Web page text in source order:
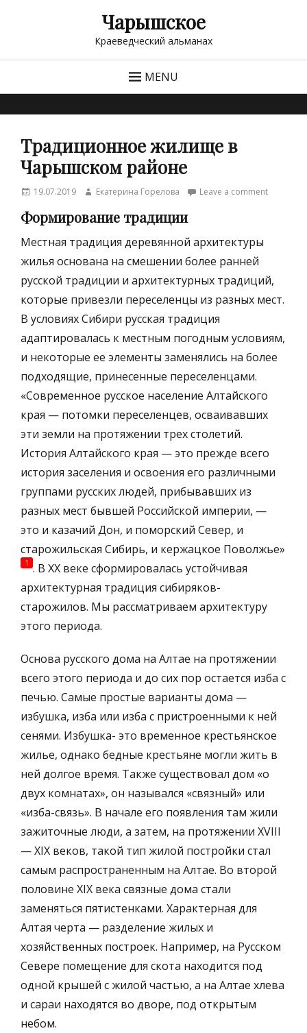
Чарышское
Краеведческий альманах
MENU
Традиционное жилище в
Чарышском районе
Posted19.07.2019 AuthorЕкатерина Горелова Leave a comment
Формирование традиции
Местная традиция деревянной архитектуры
жилья основана на смешении более ранней
русской традиции и архитектурных традиций,
которые привезли переселенцы из разных мест.
В условиях Сибири русская традиция
адаптировалась к местным погодным условиям,
и некоторые ее элементы заменялись на более
подходящие, принесенные переселенцами.
«Современное русское население Алтайского
края — потомки переселенцев, осваивавших
эти земли на протяжении трех столетий.
История Алтайского края — это прежде всего
история заселения и освоения его различными
группами русских людей, прибывавших из
разных мест бывшей Российской империи, —
это и казачий Дон, и поморский Север, и
старожильская Сибирь, и кержацкое Поволжье»
1 . В ХХ веке сформировалась устойчивая
архитектурная традиция сибиряков-
старожилов. Мы рассматриваем архитектуру
этого периода.
Основа русского дома на Алтае на протяжении
всего этого периода и до сих пор остается изба с
печью. Самые простые варианты дома —
избушка, изба или изба с пристроенными к ней
сенями. Избушка- это временное крестьянское
жилье, однако бедные крестьяне могли жить в
ней долгое время. Также существовал дом «о
двух комнатах», он назывался «связный» или
«изба-связь». В начале его появления там жили
зажиточные люди, а затем, на протяжении XVIII
— XIX веков, такой тип жилой постройки стал
самым распространенным на Алтае. Во второй
половине ХIX века связные дома стали
заменяться пятистенками. Характерная для
Алтая черта — разделение жилых и
хозяйственных построек. Например, на Русском
Севере помещение для скота находится под
одной крышей с жилой частью, а на Алтае хлева
и сараи находятся во дворе, под открытым
небом.